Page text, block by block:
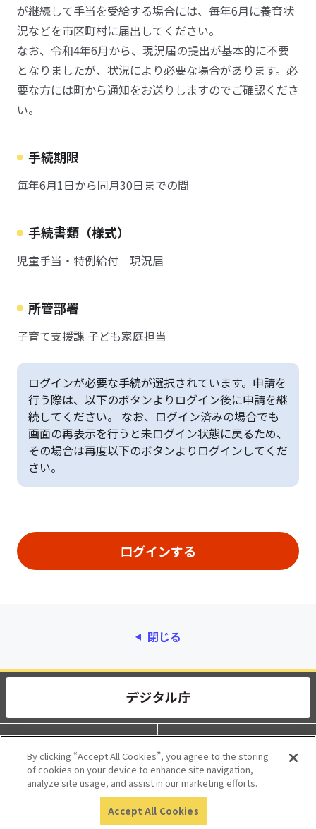
が継続して手当を受給する場合には、毎年6月に養育状
況などを市区町村に届出してください。
なお、令和4年6月から、現況届の提出が基本的に不要
となりましたが、状況により必要な場合があります。必
要な方には町から通知をお送りしますのでご確認くださ
い。
手続期限
毎年6月1日から同月30日までの間
手続書類（様式）
児童手当・特例給付 現況届
所管部署
子育て支援課 子ども家庭担当
ログインが必要な手続が選択されています。申請を
行う際は、以下のボタンよりログイン後に申請を継
続してください。 なお、ログイン済みの場合でも
画面の再表示を行うと未ログイン状態に戻るため、
その場合は再度以下のボタンよりログインしてくだ
さい。
閉じる
動作環境 個人情報保護
利用規約 アクセシビリティ
© 2017 Digital Agency, Government of Japan.
By clicking “Accept All Cookies”, you agree to the storing
of cookies on your device to enhance site navigation,
analyze site usage, and assist in our marketing efforts.
Accept All Cookies